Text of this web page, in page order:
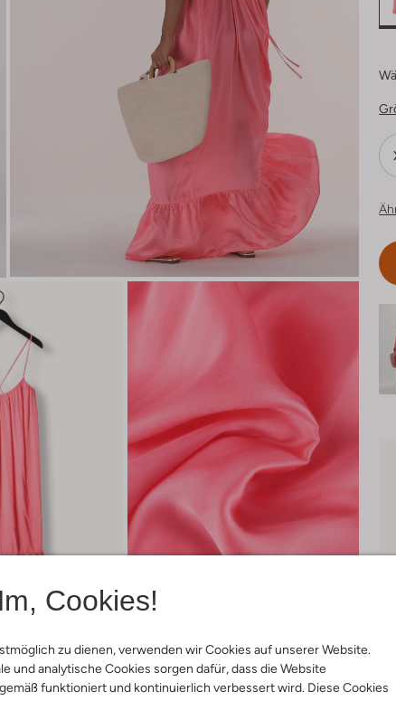
Cookies!
zu dienen, verwenden wir Cookies auf unserer Website.
und analytische Cookies sorgen dafür, dass die Website
funktioniert und kontinuierlich verbessert wird. Diese Cookies
& Rückgabe